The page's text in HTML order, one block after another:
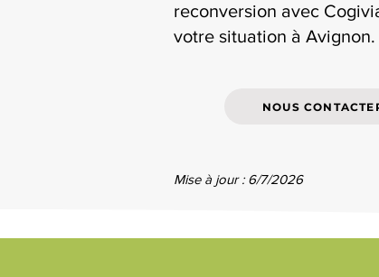
reconversion avec
votre situation à Avignon.
NOUS
Mise à jour : 6/7/2026